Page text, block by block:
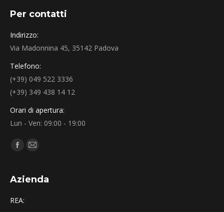
Per contatti
Indirizzo:
Via Madonnina 45, 35142 Padova
Telefono:
(+39) 049 522 3336
(+39) 349 438 14 12
Orari di apertura:
Lun - Ven: 09:00 - 19:00
Find us on:
Facebook
Mail
Azienda
REA: